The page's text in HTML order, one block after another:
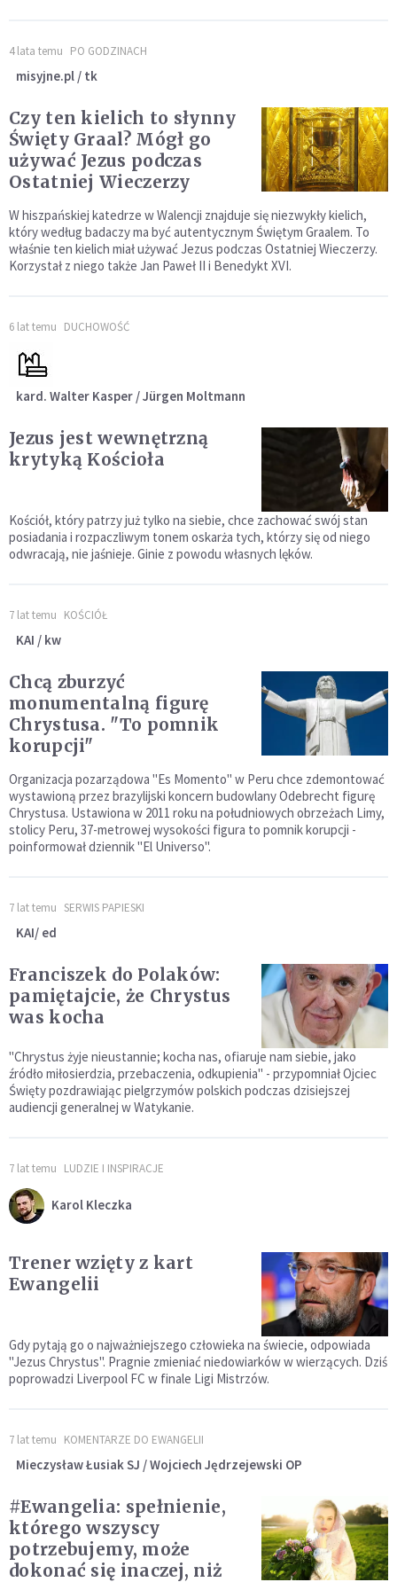
4 lata temu PO GODZINACH
misyjne.pl / tk
Czy ten kielich to słynny
Święty Graal? Mógł go
używać Jezus podczas
Ostatniej Wieczerzy
W hiszpańskiej katedrze w Walencji znajduje się niezwykły kielich,
który według badaczy ma być autentycznym Świętym Graalem. To
właśnie ten kielich miał używać Jezus podczas Ostatniej Wieczerzy.
Korzystał z niego także Jan Paweł II i Benedykt XVI.
6 lat temu DUCHOWOŚĆ
kard. Walter Kasper / Jürgen Moltmann
Jezus jest wewnętrzną
krytyką Kościoła
Kościół, który patrzy już tylko na siebie, chce zachować swój stan
posiadania i rozpaczliwym tonem oskarża tych, którzy się od niego
odwracają, nie jaśnieje. Ginie z powodu własnych lęków.
7 lat temu KOŚCIÓŁ
KAI / kw
Chcą zburzyć
monumentalną figurę
Chrystusa. "To pomnik
korupcji"
Organizacja pozarządowa "Es Momento" w Peru chce zdemontować
wystawioną przez brazylijski koncern budowlany Odebrecht figurę
Chrystusa. Ustawiona w 2011 roku na południowych obrzeżach Limy,
stolicy Peru, 37-metrowej wysokości figura to pomnik korupcji -
poinformował dziennik "El Universo".
7 lat temu SERWIS PAPIESKI
KAI/ ed
Franciszek do Polaków:
pamiętajcie, że Chrystus
was kocha
"Chrystus żyje nieustannie; kocha nas, ofiaruje nam siebie, jako
źródło miłosierdzia, przebaczenia, odkupienia" - przypomniał Ojciec
Święty pozdrawiając pielgrzymów polskich podczas dzisiejszej
audiencji generalnej w Watykanie.
7 lat temu LUDZIE I INSPIRACJE
Karol Kleczka
Trener wzięty z kart
Ewangelii
Gdy pytają go o najważniejszego człowieka na świecie, odpowiada
"Jezus Chrystus". Pragnie zmieniać niedowiarków w wierzących. Dziś
poprowadzi Liverpool FC w finale Ligi Mistrzów.
7 lat temu KOMENTARZE DO EWANGELII
Mieczysław Łusiak SJ / Wojciech Jędrzejewski OP
#Ewangelia: spełnienie,
którego wszyscy
potrzebujemy, może
dokonać się inaczej, niż